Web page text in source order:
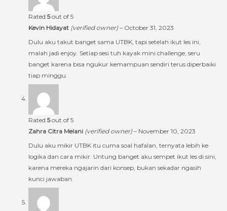
Rated 5out of 5
Kevin Hidayat (verified owner) – October 31, 2023
Dulu aku takut banget sama UTBK, tapi setelah ikut les ini,
malah jadi enjoy. Setiap sesi tuh kayak mini challenge, seru
banget karena bisa ngukur kemampuan sendiri terus diperbaiki
tiap minggu.
Rated 5out of 5
Zahra Citra Melani (verified owner) – November 10, 2023
Dulu aku mikir UTBK itu cuma soal hafalan, ternyata lebih ke
logika dan cara mikir. Untung banget aku sempet ikut les di sini,
karena mereka ngajarin dari konsep, bukan sekadar ngasih
kunci jawaban.